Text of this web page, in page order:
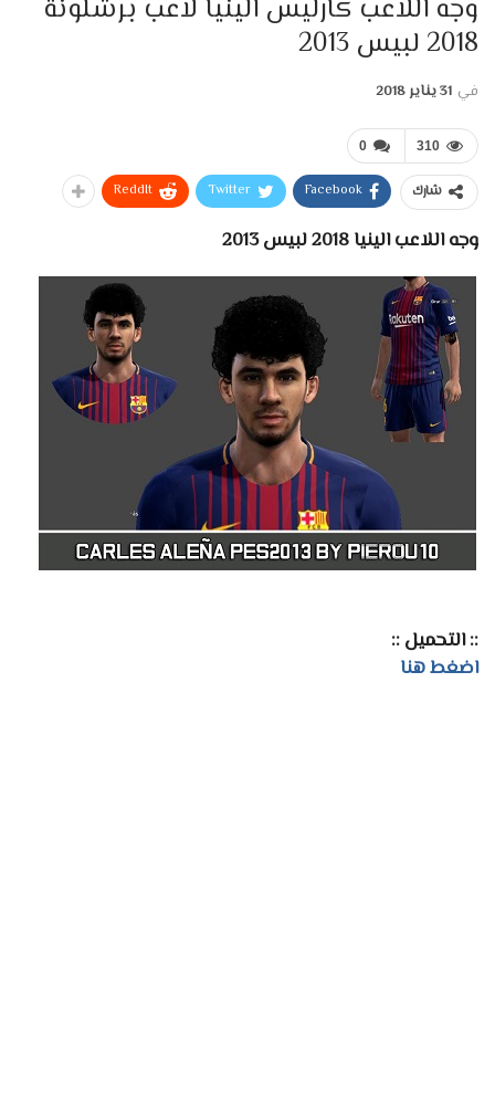
وجه اللاعب كارليس الينيا لاعب برشلونة
2018 لبيس 2013
في 31 يناير 2018
0 310
شارك Facebook
Twitter
ReddIt
وجه اللاعب الينيا 2018 لبيس 2013
:: التحميل ::
اضغط هنا